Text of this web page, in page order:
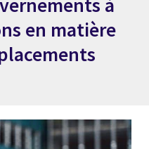
en matière